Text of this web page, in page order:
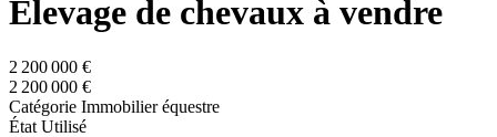
Élevage de chevaux à vendre
2 200 000 €
2 200 000 €
Catégorie Immobilier équestre
État Utilisé